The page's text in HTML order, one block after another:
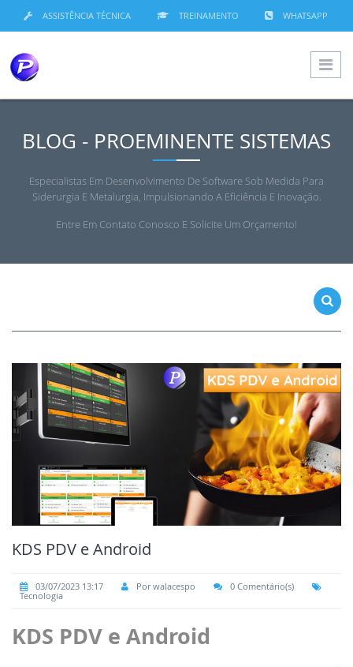
ASSISTÊNCIA TÉCNICA TREINAMENTO WHATSAPP
BLOG - PROEMINENTE SISTEMAS
Especialistas Em Desenvolvimento De Software Sob Medida Para
Siderurgia E Metalurgia, Impulsionando A Eficiência E Inovação.
Entre Em Contato Conosco E Solicite Um Orçamento!
KDS PDV e Android
03/07/2023 13:17 Por walacespo
0 Comentário(s)
Tecnologia
KDS PDV e Android